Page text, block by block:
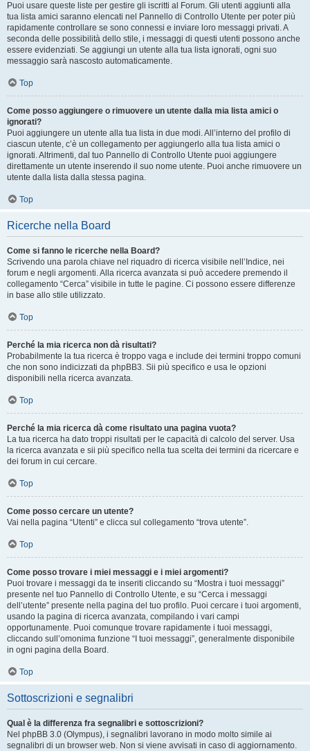
Puoi usare queste liste per gestire gli iscritti al Forum. Gli utenti aggiunti alla
tua lista amici saranno elencati nel Pannello di Controllo Utente per poter più
rapidamente controllare se sono connessi e inviare loro messaggi privati. A
seconda delle possibilità dello stile, i messaggi di questi utenti possono anche
essere evidenziati. Se aggiungi un utente alla tua lista ignorati, ogni suo
messaggio sarà nascosto automaticamente.
Top
Come posso aggiungere o rimuovere un utente dalla mia lista amici o
ignorati?
Puoi aggiungere un utente alla tua lista in due modi. All’interno del profilo di
ciascun utente, c’è un collegamento per aggiungerlo alla tua lista amici o
ignorati. Altrimenti, dal tuo Pannello di Controllo Utente puoi aggiungere
direttamente un utente inserendo il suo nome utente. Puoi anche rimuovere un
utente dalla lista dalla stessa pagina.
Top
Ricerche nella Board
Come si fanno le ricerche nella Board?
Scrivendo una parola chiave nel riquadro di ricerca visibile nell’Indice, nei
forum e negli argomenti. Alla ricerca avanzata si può accedere premendo il
collegamento “Cerca” visibile in tutte le pagine. Ci possono essere differenze
in base allo stile utilizzato.
Top
Perché la mia ricerca non dà risultati?
Probabilmente la tua ricerca è troppo vaga e include dei termini troppo comuni
che non sono indicizzati da phpBB3. Sii più specifico e usa le opzioni
disponibili nella ricerca avanzata.
Top
Perché la mia ricerca dà come risultato una pagina vuota?
La tua ricerca ha dato troppi risultati per le capacità di calcolo del server. Usa
la ricerca avanzata e sii più specifico nella tua scelta dei termini da ricercare e
dei forum in cui cercare.
Top
Come posso cercare un utente?
Vai nella pagina “Utenti” e clicca sul collegamento “trova utente”.
Top
Come posso trovare i miei messaggi e i miei argomenti?
Puoi trovare i messaggi da te inseriti cliccando su “Mostra i tuoi messaggi”
presente nel tuo Pannello di Controllo Utente, e su “Cerca i messaggi
dell’utente” presente nella pagina del tuo profilo. Puoi cercare i tuoi argomenti,
usando la pagina di ricerca avanzata, compilando i vari campi
opportunamente. Puoi comunque trovare rapidamente i tuoi messaggi,
cliccando sull’omonima funzione “I tuoi messaggi”, generalmente disponibile
in ogni pagina della Board.
Top
Sottoscrizioni e segnalibri
Qual è la differenza fra segnalibri e sottoscrizioni?
Nel phpBB 3.0 (Olympus), i segnalibri lavorano in modo molto simile ai
segnalibri di un browser web. Non si viene avvisati in caso di aggiornamento.